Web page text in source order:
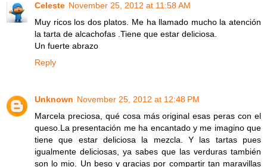
Celeste November 25, 2012 at 11:58 AM
Muy ricos los dos platos. Me ha llamado mucho la atención
la tarta de alcachofas .Tiene que estar deliciosa.
Un fuerte abrazo
Reply
Unknown November 25, 2012 at 12:48 PM
Marcela preciosa, qué cosa más original esas peras con el
queso.La presentación me ha encantado y me imagino que
tiene que estar deliciosa la mezcla. Y las tartas pues
igualmente deliciosas, ya sabes que las verduras también
son lo mio. Un beso y gracias por compartir tan maravillas